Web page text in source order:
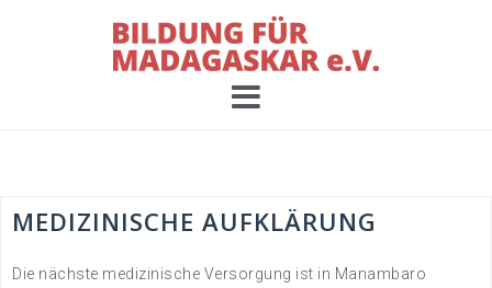
MEDIZINISCHE AUFKLÄRUNG
Die nächste medizinische Versorgung ist in Manambaro